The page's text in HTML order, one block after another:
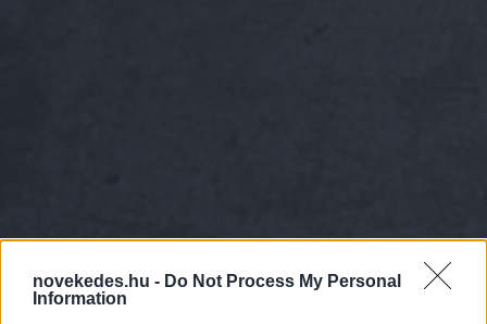
novekedes.hu - Do Not Process My Personal
Information